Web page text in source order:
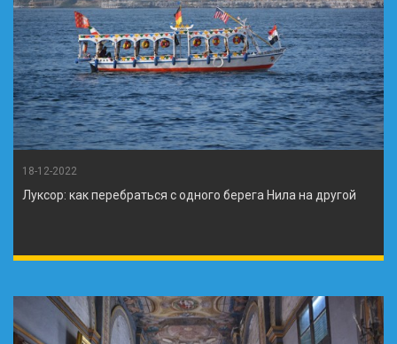
18-12-2022
Луксор: как перебраться с одного берега Нила на другой